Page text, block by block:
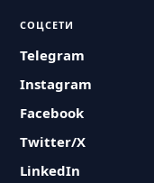
СОЦСЕТИ
Telegram
Instagram
Facebook
Twitter/X
LinkedIn